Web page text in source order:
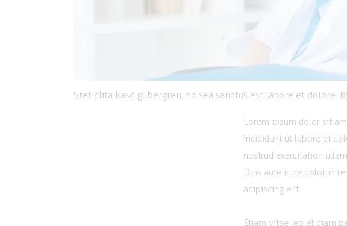
Stet clita kasd gubergren, no sea sanctus est labore et dolore.
Lorem ipsum dolor sit
incididunt ut labore et
nostrud exercitation
Duis aute irure dolor in
adipiscing elit.
Etiam vitae leo et diam